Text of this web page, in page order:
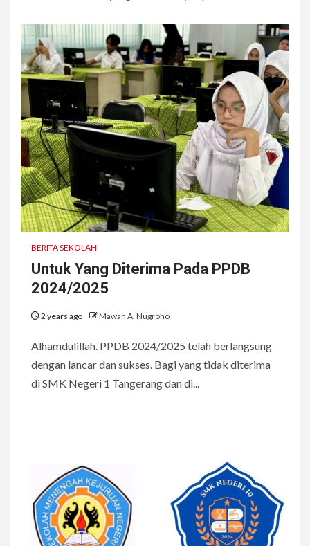
BERITA SEKOLAH
Untuk Yang Diterima Pada PPDB
2024/2025
2 years ago Mawan A. Nugroho
Alhamdulillah. PPDB 2024/2025 telah berlangsung
dengan lancar dan sukses. Bagi yang tidak diterima
di SMK Negeri 1 Tangerang dan di...